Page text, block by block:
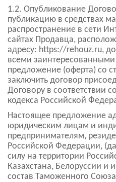
1.2. Опубликование
публикацию в средствах
распространение в сети
сайтах Продавца,
адресу: https://rehouz.ru,
всеми
предложение (оферта) со
заключить договор
Договору в соответствии
кодекса Российской
Настоящее предложение
юридическим лицам и
предпринимателям,
Российской Федерации,
силу на территории
Казахстана, Белоруссии и
состав Таможенного